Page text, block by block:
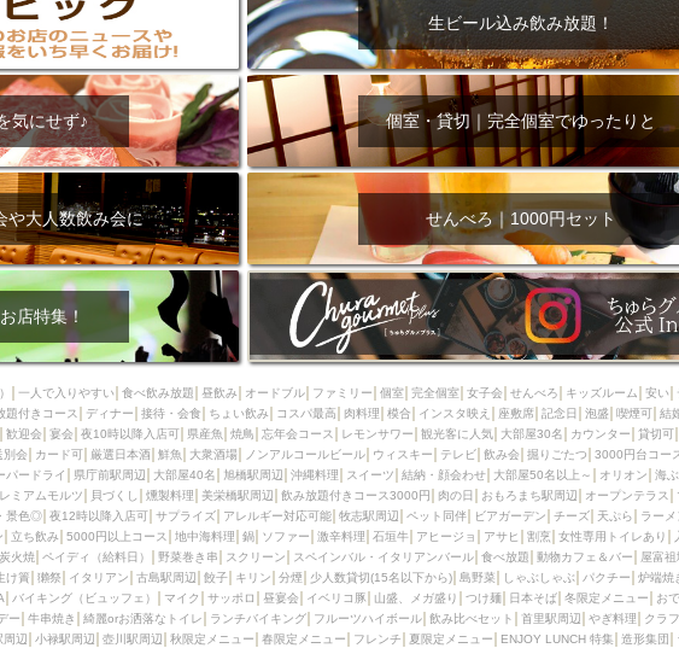
県庁前駅周辺 旭橋駅周辺 沖縄料理 スイーツ
結納・顔会わせ
オリオン 海ぶどう 民謡・生演奏 気軽に一杯
店内全面禁煙
ー豚 プレミアムモルツ 貝づくし 燻製料理
美栄橋駅周辺
円
肉の日 おもろまち駅周辺 オープンテラス マトン・ラム肉
洋食
カレー チャージ無し 牡蠣 夜景・景色◎ 夜12時以降入店可
サプライズ
牧志駅周辺 ペット同伴 ビアガーデン 天ぷら
時間無制
沖縄そば 串揚げ バレンタイン 立ち飲み 5000円以上コース 地中海料理
石垣牛 アヒージョ アサヒ 割烹 女性専用トイレあり
入店１時間が安い
スペシャルディナー ホルモン(もつ) 炭火焼 ペイディ（給料日）
野菜巻き串
バル・イタリアンバール 食べ放題 動物カフェ＆バー 屋富祖地区
ジンギスカン
エ 安里駅周辺 アジア・エスニック 熱燗 生け簀 獺祭 イタリアン
古
少人数貸切(15名以下から) しゃぶしゃぶ パクチー 炉端焼き
ふぐ
気ブラン エビスビール ウェディング 58KACHA-SEA
バイキング（ビュッフェ
昼宴会 イベリコ豚 山盛、メガ盛り つけ麺 日本そば 冬限定メニュー
お
中華 お好み焼き・もんじゃ オーガニック プレミアムフライデー
牛串焼き
ランチバイキング フルーツハイボール 飲み比べセット 首里駅周辺
やぎ料理
焼き 幹事様特典 おばんざい チーズタッカルビ 奥武山公園駅周辺
小禄駅周
ニュー 春限定メニュー フレンチ 夏限定メニュー ENJOY LUNCH 特集
造形
辺 シードル 那覇空港駅周辺 儀保駅周辺
生ビール込み飲み放題！
気にせず♪ 個室・貸切｜完全個室でゆったりと
や大人数飲み会に せんべろ｜1000円セット
店特集！
一人で入りやすい 食べ飲み放題 昼飲み オードブル ファミリー 個室 完全個室 女子会 せんべろ キッズルーム 安い
題付きコース ディナー 接待・会食 ちょい飲み コスパ最高 肉料理 模合 インスタ映え 座敷席 記念日 泡盛 喫煙可 結
歓迎会 宴会 夜10時以降入店可 県産魚 焼鳥 忘年会コース レモンサワー 観光客に人気 大部屋30名 カウンター 貸切可
別会 カード可 厳選日本酒 鮮魚 大衆酒場 ノンアルコールビール ウィスキー テレビ 飲み会 掘りごたつ 3000円台コー
パードライ 県庁前駅周辺 大部屋40名 旭橋駅周辺 沖縄料理 スイーツ 結納・顔会わせ 大部屋50名以上～ オリオン 海
ミアムモルツ 貝づくし 燻製料理 美栄橋駅周辺 飲み放題付きコース3000円 肉の日 おもろまち駅周辺 オープンテラス
景色◎ 夜12時以降入店可 サプライズ アレルギー対応可能 牧志駅周辺 ペット同伴 ビアガーデン チーズ 天ぷら ラーメ
立ち飲み 5000円以上コース 地中海料理 鍋 ソファー 激辛料理 石垣牛 アヒージョ アサヒ 割烹 女性専用トイレあり
炭火焼 ペイディ（給料日） 野菜巻き串 スクリーン スペインバル・イタリアンバール 食べ放題 動物カフェ＆バー 屋富祖
け簀 獺祭 イタリアン 古島駅周辺 餃子 キリン 分煙 少人数貸切(15名以下から) 島野菜 しゃぶしゃぶ パクチー 炉端焼
バイキング（ビュッフェ） マイク サッポロ 昼宴会 イベリコ豚 山盛、メガ盛り つけ麺 日本そば 冬限定メニュー お
ー 牛串焼き 綺麗orお洒落なトイレ ランチバイキング フルーツハイボール 飲み比べセット 首里駅周辺 やぎ料理 クラ
辺 小禄駅周辺 壺川駅周辺 秋限定メニュー 春限定メニュー フレンチ 夏限定メニュー ENJOY LUNCH 特集 造形集団